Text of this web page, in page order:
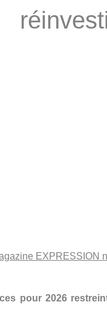
EXPRESSION
pour 2026